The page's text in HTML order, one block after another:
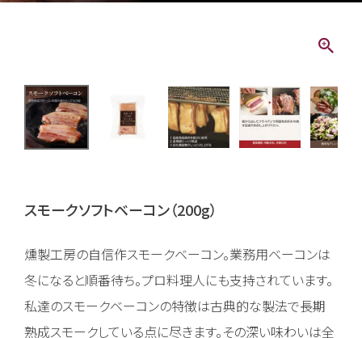
スモークソフトベーコン（200g）
燻製工房の自信作スモークベーコン。業務用ベーコンは
冬になると順番待ち。プロ料理人にも支持されています。
私達のスモークベーコンの特徴は古典的な製法で長期
熟成スモークしている点に尽きます。その深い味わいは全